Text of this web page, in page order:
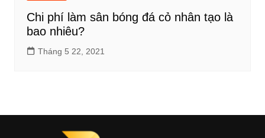
Chi phí làm sân bóng đá cỏ nhân tạo là
bao nhiêu?
Tháng 5 22, 2021